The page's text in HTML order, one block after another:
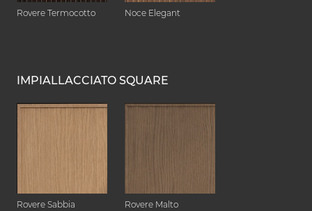
Rovere Termocotto Noce Elegant
IMPIALLACCIATO SQUARE
Rovere Sabbia Rovere Malto